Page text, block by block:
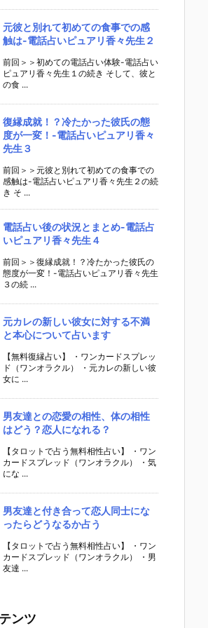
元彼と別れて初めての食事での感
触は-電話占いピュアリ香々先生２
前回＞＞初めての電話占い体験-電話占い
ピュアリ香々先生１の続き そして、彼と
の食 ...
復縁成就！？冷たかった彼氏の態
度が一変！-電話占いピュアリ香々
先生３
前回＞＞元彼と別れて初めての食事での
感触は-電話占いピュアリ香々先生２の続
き そ ...
電話占い後の状況とまとめ-電話占
いピュアリ香々先生４
前回＞＞復縁成就！？冷たかった彼氏の
態度が一変！-電話占いピュアリ香々先生
３の続 ...
元カレの新しい彼女に対する不満
と本心について占います
【無料復縁占い】 ・ワンカードスプレッ
ド（ワンオラクル） ・元カレの新しい彼
女に ...
男友達との恋愛の相性、体の相性
はどう？恋人になれる？
【タロットで占う無料相性占い】 ・ワン
カードスプレッド（ワンオラクル） ・気
にな ...
男友達と付き合って恋人同士にな
ったらどうなるか占う
【タロットで占う無料相性占い】 ・ワン
カードスプレッド（ワンオラクル） ・男
友達 ...
ンツ